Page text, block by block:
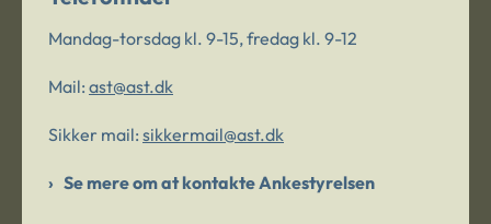
Mandag-torsdag kl. 9-15, fredag kl. 9-12
Mail: ast@ast.dk
Sikker mail: sikkermail@ast.dk
Se mere om at kontakte Ankestyrelsen